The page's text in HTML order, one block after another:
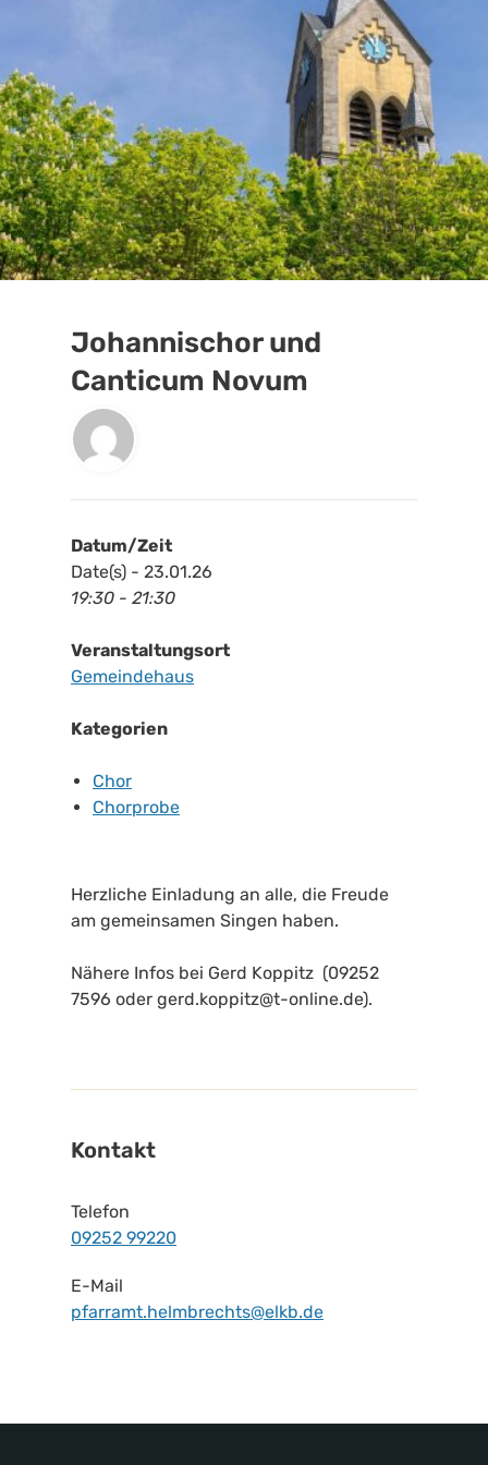
Johannischor und
Canticum Novum
Datum/Zeit
Date(s) - 23.01.26
19:30 - 21:30
Veranstaltungsort
Gemeindehaus
Kategorien
Chor
Chorprobe
Herzliche Einladung an alle, die Freude
am gemeinsamen Singen haben.
Nähere Infos bei Gerd Koppitz (09252
7596 oder gerd.koppitz@t-online.de).
Kontakt
Telefon
09252 99220
E-Mail
pfarramt.helmbrechts@elkb.de